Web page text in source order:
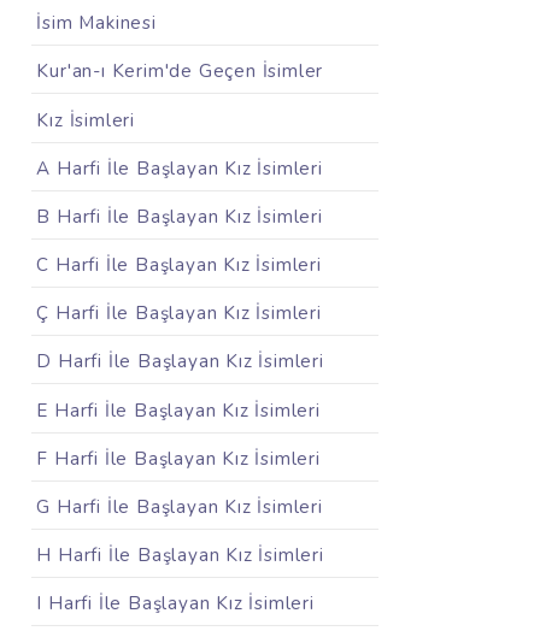
İsim Makinesi
Kur'an-ı Kerim'de Geçen İsimler
Kız İsimleri
A Harfi İle Başlayan Kız İsimleri
B Harfi İle Başlayan Kız İsimleri
C Harfi İle Başlayan Kız İsimleri
Ç Harfi İle Başlayan Kız İsimleri
D Harfi İle Başlayan Kız İsimleri
E Harfi İle Başlayan Kız İsimleri
F Harfi İle Başlayan Kız İsimleri
G Harfi İle Başlayan Kız İsimleri
H Harfi İle Başlayan Kız İsimleri
I Harfi İle Başlayan Kız İsimleri